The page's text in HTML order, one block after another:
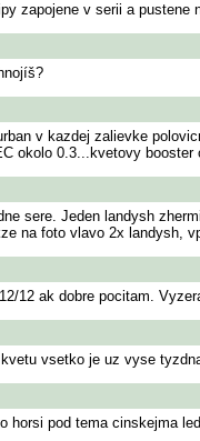
zapojene v serii a pustene
v kazdej zalievke
okolo 0.3...kvetovy
sere. Jeden landysh
na foto vlavo 2x landysh,
12 ak dobre pocitam.
vsetko je uz vyse
horsi pod tema cinskejma